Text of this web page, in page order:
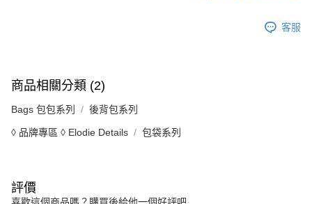
客服
商品相關分類 (2)
Bags 包包系列 後背包系列
◊ 品牌專區 ◊ Elodie Details 包袋系列
評價